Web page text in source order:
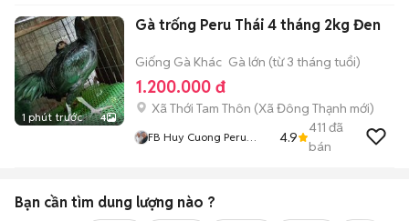
1 phút trước 4
Gà trống Peru Thái 4 tháng 2kg Đen
Giống Gà Khác Gà lớn (từ 3 tháng tuổi)
1.200.000 đ
Xã Thới Tam Thôn (Xã Đông Thạnh mới)
FB Huy Cuong Peru
4.9
411 đã
bán
Bạn cần tìm dung lượng nào ?